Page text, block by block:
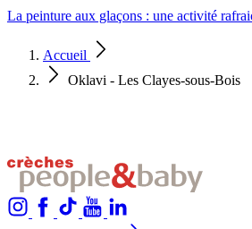
La peinture aux glaçons : une activité
Accueil
Oklavi - Les Clayes-sous-Bois